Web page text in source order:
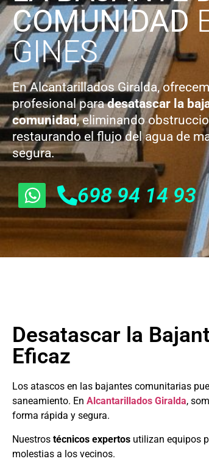
COMUNIDAD
GINES
En Alcantarillados Giralda,
profesional paradesatascar la
comunidad, eliminando
restaurando el flujo del agua de
segura.
698 94 14 93
Desatascar la
Eficaz
Los atascos en las bajantes comunitarias
saneamiento. En Alcantarillados Giralda,
forma rápida y segura.
Nuestros técnicos expertos utilizan equipos
molestias a los vecinos.